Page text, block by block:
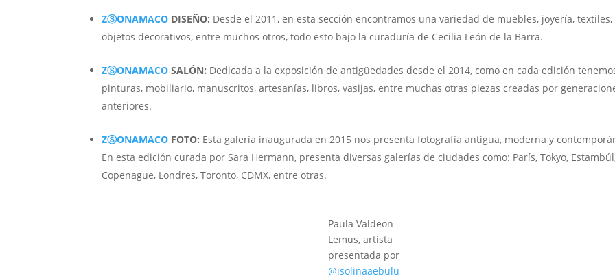
ZⓈONAMACO DISEÑO: Desde el 2011, en esta sección encontramos una variedad de muebles, joyería, textiles,
objetos decorativos, entre muchos otros, todo esto bajo la curaduría de Cecilia León de la Barra.
ZⓈONAMACO SALÓN: Dedicada a la exposición de antigüedades desde el 2014, como en cada edición
pinturas, mobiliario, manuscritos, artesanías, libros, vasijas, entre muchas otras piezas creadas por
anteriores.
ZⓈONAMACO FOTO: Esta galería inaugurada en 2015 nos presenta fotografía antigua, moderna y
En esta edición curada por Sara Hermann, presenta diversas galerías de ciudades como: París, Tokyo,
Copenague, Londres, Toronto, CDMX, entre otras.
Paula Valdeon
Lemus, artista
presentada por
@isolinaaebulu